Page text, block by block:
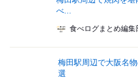
べ...
食べログまとめ編集
梅田駅周辺で大阪名
選